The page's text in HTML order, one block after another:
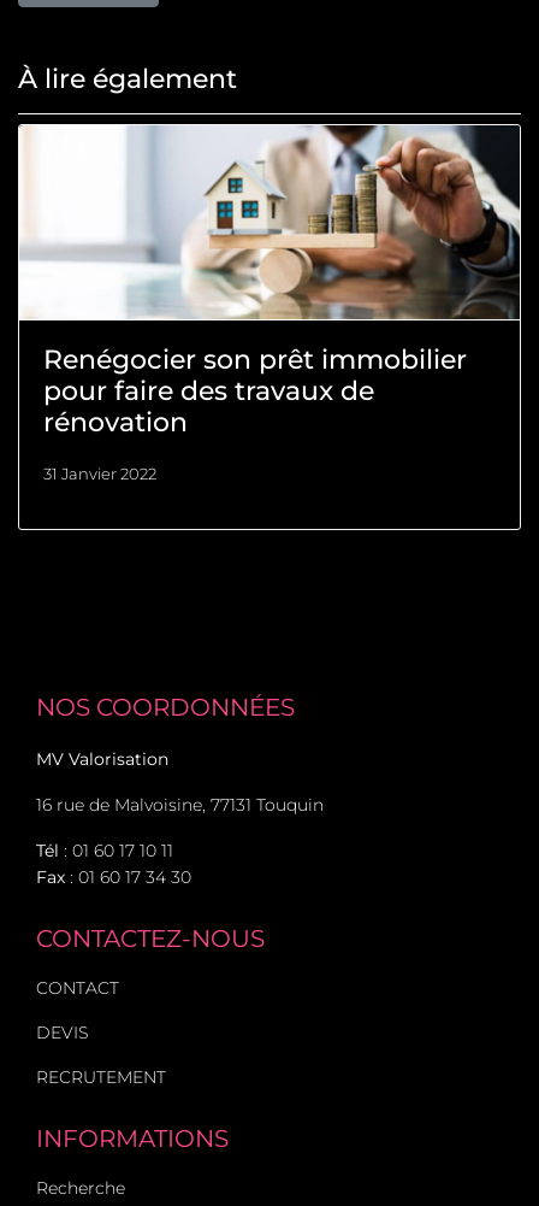
À lire également
Renégocier son prêt immobilier
pour faire des travaux de
rénovation
31 Janvier 2022
NOS COORDONNÉES
MV Valorisation
16 rue de Malvoisine, 77131 Touquin
Tél : 01 60 17 10 11
Fax : 01 60 17 34 30
CONTACTEZ-NOUS
CONTACT
DEVIS
RECRUTEMENT
INFORMATIONS
Recherche